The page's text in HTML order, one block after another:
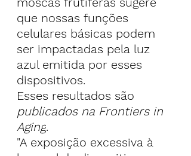
que nossas funções
celulares básicas podem
ser impactadas pela luz
azul emitida por esses
dispositivos.
Esses resultados são
publicados na Frontiers in
Aging.
"A exposição excessiva à